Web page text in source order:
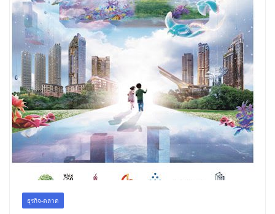
ธุรกิจ-ตลาด